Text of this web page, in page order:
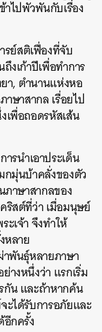
าไปพัวพันกับเรื่อง
รย์สติเฟื่องที่จับ
งเก้าปีเพื่อทำการ
า, ตำนานแห่งหอ
ษาสากล เรื่อยไป
เพื่อถอดรหัสเส้น
รนำเอาประเด็น
กมุ่นบ้าคลั่งของตัว
ภาษาสากลของ
ริสต์ที่ว่า เมื่อมนุษย์
ะเจ้า จึงทำให้
หลาย
าพันธุ์หลายภาษา
างหนึ่งว่า แรกเริ่ม
น และถ้าหากค้น
ได้รับการอภัยและ
อีกครั้ง